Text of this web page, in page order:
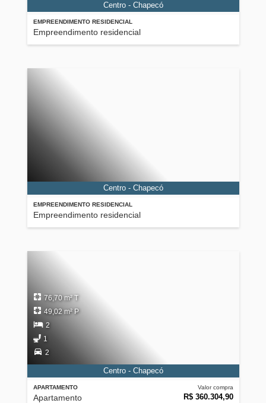
EMPREENDIMENTO RESIDENCIAL
Empreendimento residencial
Centro - Chapecó
EMPREENDIMENTO RESIDENCIAL
Empreendimento residencial
Centro - Chapecó
APARTAMENTO
Apartamento
Valor compra
R$ 360.304,90
76,70 m² T
49,02 m² P
2
1
2
Centro - Chapecó